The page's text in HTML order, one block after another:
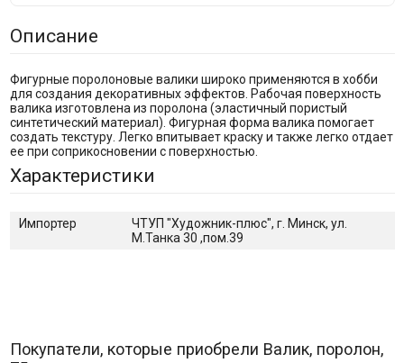
Описание
Фигурные поролоновые валики широко применяются в хобби
для создания декоративных эффектов. Рабочая поверхность
валика изготовлена из поролона (эластичный пористый
синтетический материал). Фигурная форма валика помогает
создать текстуру. Легко впитывает краску и также легко отдает
ее при соприкосновении с поверхностью.
Характеристики
Импортер
ЧТУП "Художник-плюс", г. Минск, ул.
М.Танка 30 ,пом.39
Покупатели, которые приобрели Валик, поролон,